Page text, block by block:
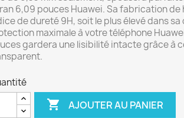
6,09 pouces Huawei. Sa fabrication de
de dureté 9H, soit le plus élevé dans
maximale à votre téléphone
gardera une lisibilité intacte grâce à
 AJOUTER AU PANIER